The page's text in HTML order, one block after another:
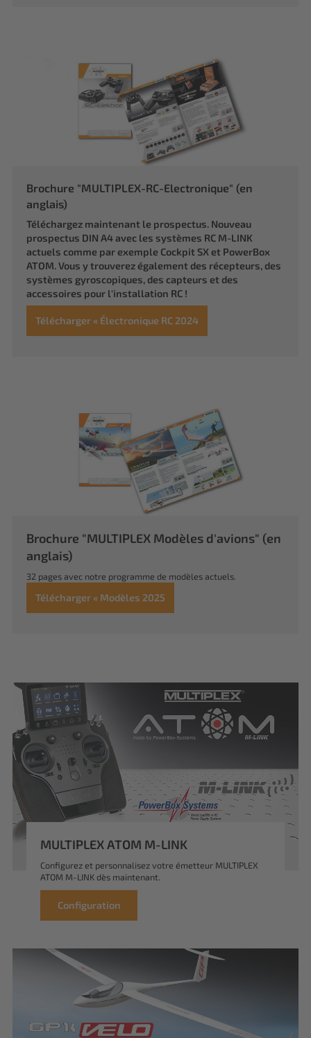
Brochure "MULTIPLEX-RC-Electronique" (en
anglais)
Téléchargez maintenant le prospectus. Nouveau
prospectus DIN A4 avec les systèmes RC M-LINK
actuels comme par exemple Cockpit SX et PowerBox
ATOM. Vous y trouverez également des récepteurs, des
systèmes gyroscopiques, des capteurs et des
accessoires pour l'installation RC !
Télécharger « Électronique RC 2024
Brochure "MULTIPLEX Modèles d'avions" (en
anglais)
32 pages avec notre programme de modèles actuels.
Télécharger « Modèles 2025
MULTIPLEX ATOM M-LINK
Configurez et personnalisez votre émetteur MULTIPLEX
ATOM M-LINK dès maintenant.
Configuration